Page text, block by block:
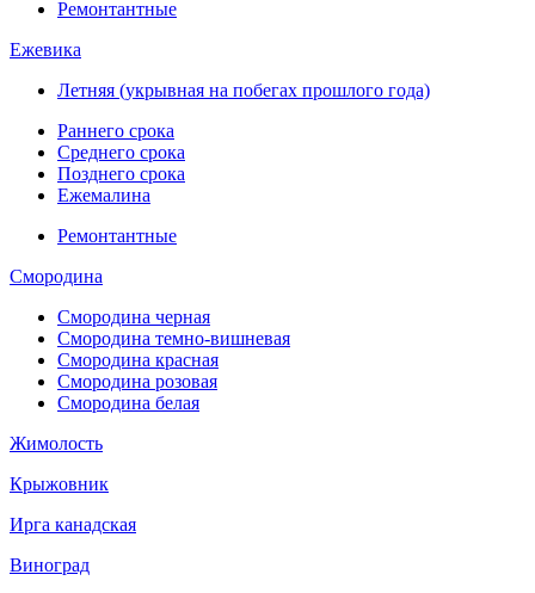
Ремонтантные
Ежевика
Летняя (укрывная на побегах прошлого года)
Раннего срока
Среднего срока
Позднего срока
Ежемалина
Ремонтантные
Смородина
Смородина черная
Смородина темно-вишневая
Смородина красная
Смородина розовая
Смородина белая
Жимолость
Крыжовник
Ирга канадская
Виноград